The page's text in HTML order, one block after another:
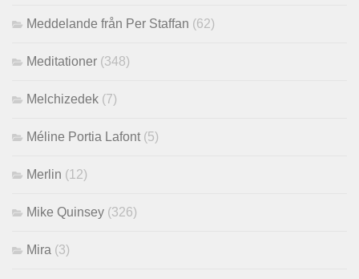
Meddelande från Per Staffan (62)
Meditationer (348)
Melchizedek (7)
Méline Portia Lafont (5)
Merlin (12)
Mike Quinsey (326)
Mira (3)